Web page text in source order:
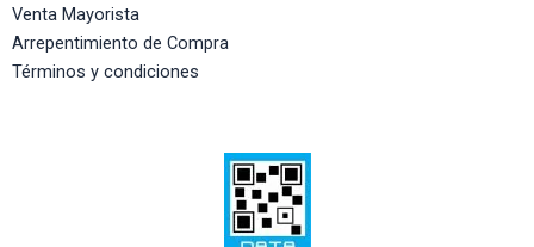
Venta Mayorista
Arrepentimiento de Compra
Términos y condiciones